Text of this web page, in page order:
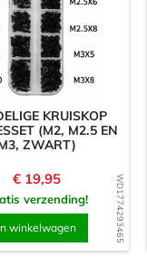
WD1774293465
KRUISKOP
(M2, M2.5 EN
ZWART)
Prijs
€ 19,95
verzending!
winkelwagen